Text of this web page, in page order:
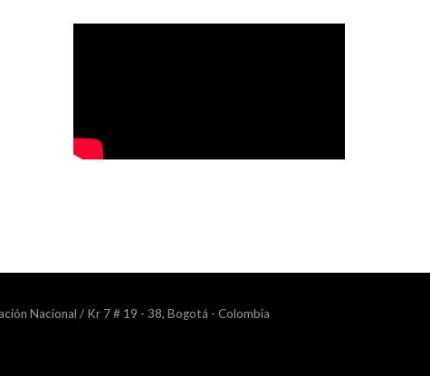
Nacional / Kr 7 # 19 - 38, Bogotá - Colombia